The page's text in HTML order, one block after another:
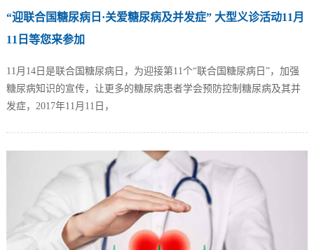
“迎联合国糖尿病日·关爱糖尿病及并发症” 大型义诊活动11月
11日等您来参加
11月14日是联合国糖尿病日，为迎接第11个“联合国糖尿病日”，加强
糖尿病知识的宣传，让更多的糖尿病患者学会预防控制糖尿病及其并
发症，2017年11月11日，